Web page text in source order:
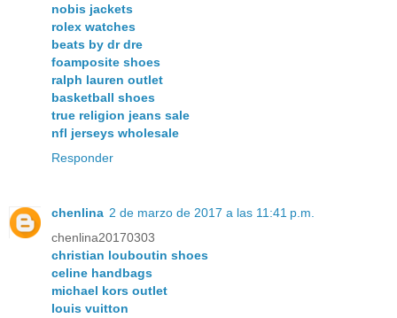
nobis jackets
rolex watches
beats by dr dre
foamposite shoes
ralph lauren outlet
basketball shoes
true religion jeans sale
nfl jerseys wholesale
Responder
chenlina 2 de marzo de 2017 a las 11:41 p.m.
chenlina20170303
christian louboutin shoes
celine handbags
michael kors outlet
louis vuitton